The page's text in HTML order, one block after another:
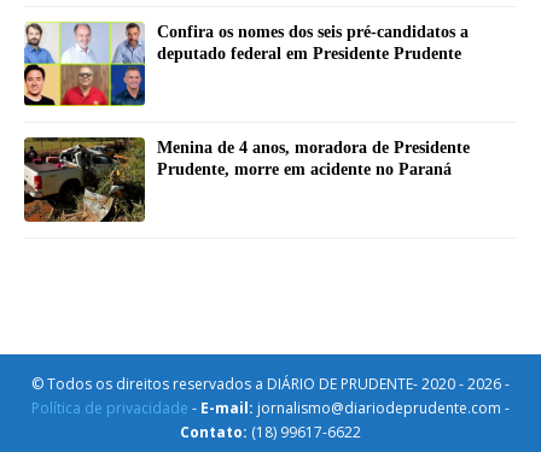
Confira os nomes dos seis pré-candidatos a
deputado federal em Presidente Prudente
Menina de 4 anos, moradora de Presidente
Prudente, morre em acidente no Paraná
© Todos os direitos reservados a DIÁRIO DE PRUDENTE- 2020 - 2026 -
Política de privacidade - E-mail: jornalismo@diariodeprudente.com -
Contato: (18) 99617-6622